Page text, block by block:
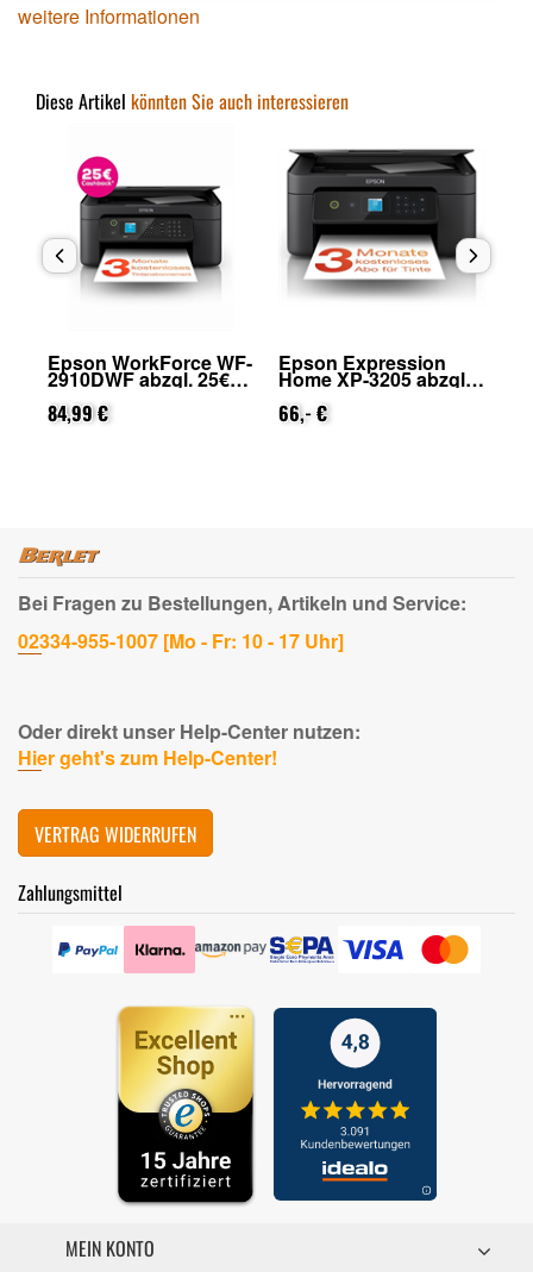
weitere Informationen
Diese Artikel könnten Sie auch interessieren
Epson WorkForce WF-
2910DWF abzgl. 25€
Cashback (von Epson
nach Registrierung)
84,99 €
Epson Expression
Home XP-3205 abzgl.
25€ Cashback (von
Epson nach
Registrierung)
66,- €
Bei Fragen zu Bestellungen, Artikeln und Service:
02334-955-1007 [Mo - Fr: 10 - 17 Uhr]
Oder direkt unser Help-Center nutzen:
Hier geht's zum Help-Center!
VERTRAG WIDERRUFEN
Zahlungsmittel
MEIN KONTO